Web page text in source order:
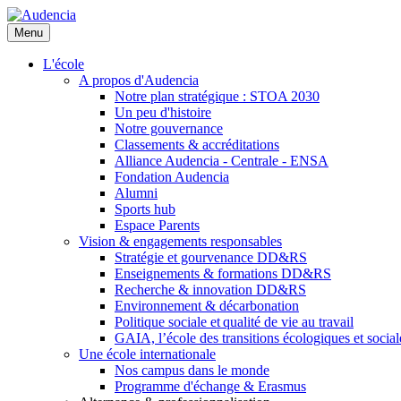
Aller
au
contenu
principal
Menu
L'école
A propos d'Audencia
Notre plan stratégique : STOA 2030
Un peu d'histoire
Notre gouvernance
Classements & accréditations
Alliance Audencia - Centrale - ENSA
Fondation Audencia
Alumni
Sports hub
Espace Parents
Vision & engagements responsables
Stratégie et gourvenance DD&RS
Enseignements & formations DD&RS
Recherche & innovation DD&RS
Environnement & décarbonation
Politique sociale et qualité de vie au travail
GAIA, l’école des transitions écologiques et
Une école internationale
Nos campus dans le monde
Programme d'échange & Erasmus